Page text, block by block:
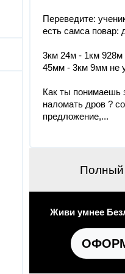
Переведите:
есть самса повар:
3км 24м - 1км
45мм - 3км 9мм не
Как ты понимаешь
наломать дров ?
предложение,...
Полный
Живи умнее